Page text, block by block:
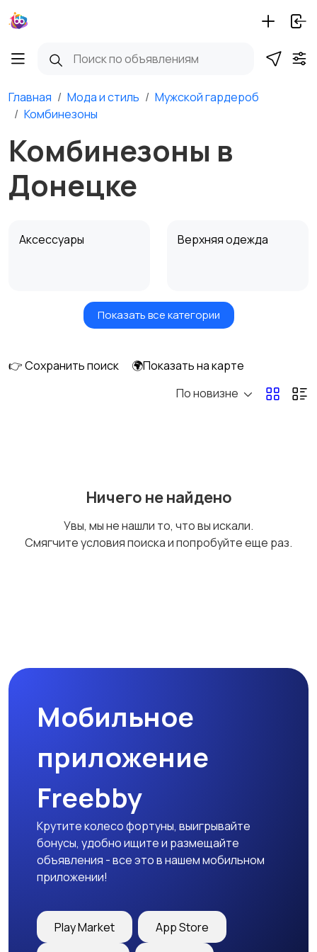
Главная Мода и стиль
Мужской гардероб
Комбинезоны
Комбинезоны в
Донецке
Аксессуары Верхняя одежда
Головные уборы Домашняя одежда
Нижнее белье
Футболки и поло Штаны и шорты
Другое
Показать все категории
👉 Сохранить поиск
🌍Показать на карте
По новизне
Ничего не найдено
Увы, мы не нашли то, что вы искали.
Смягчите условия поиска и попробуйте еще раз.
Мобильное
приложение
Freebby
Крутите колесо фортуны, выигрывайте
бонусы, удобно ищите и размещайте
объявления - все это в нашем мобильном
приложении!
Play Market App Store